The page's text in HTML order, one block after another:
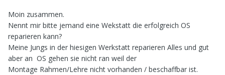
Moin zusammen.
Nennt mir bitte jemand eine Wekstatt die erfolgreich OS
reparieren kann?
Meine Jungs in der hiesigen Werkstatt reparieren Alles und gut
aber an OS gehen sie nicht ran weil der
Montage Rahmen/Lehre nicht vorhanden / beschaffbar ist.